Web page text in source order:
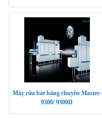
Máy rửa bát băng chuyền Master-
9300/ 9300D